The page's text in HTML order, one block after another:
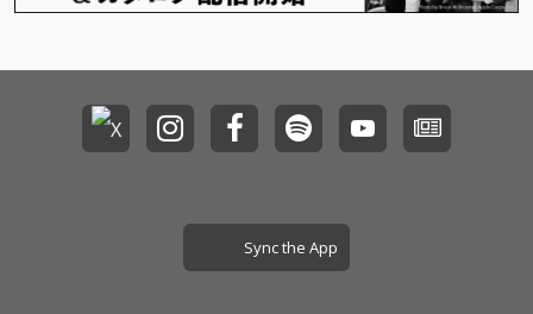
Sync the App